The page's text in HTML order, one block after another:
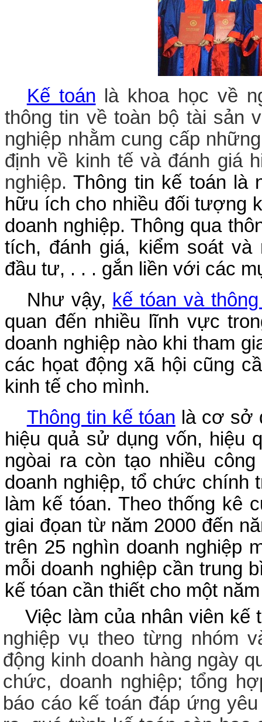
Kế toán là khoa học về
thông tin về toàn bộ tài sản
nghiệp nhằm cung cấp
định về kinh tế và đánh giá
nghiệp.Thông tin kế toán là
hữu ích cho nhiều đối tượng
doanh nghiệp. Thông qua
tích, đánh giá, kiểm soát
đầu tư, . . . gắn liền với các
Như vậy, kế tóan và
quan đến nhiều lĩnh vực
doanh nghiệp nào khi tham
các họat động xã hội cũng
kinh tế cho mình.
Thông tin kế tóan là cơ sở
hiệu quả sử dụng vốn, hiệu
ngòai ra còn tạo nhiều
doanh nghiệp, tổ chức chính
làm kế tóan. Theo thống kê
giai đọan từ năm 2000 đến
trên 25 nghìn doanh nghiệp
mỗi doanh nghiệp cần trung
kế tóan cần thiết cho một
Việc làm của nhân viên kế
nghiệp vụ theo từng nhóm
động kinh doanh hàng ngày
chức, doanh nghiệp; tổng
báo cáo kế toán đáp ứng